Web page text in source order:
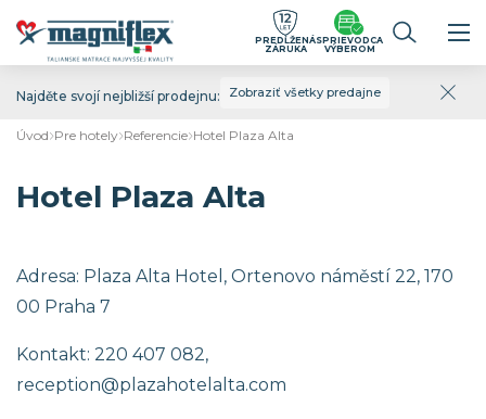
Najděte svojí nejbližší prodejnu: Zobraziť všetky predajne
PREDĹŽENÁ
ZÁRUKA
SPRIEVODCA
VÝBEROM
Úvod Pre hotely Referencie Hotel Plaza Alta
Hotel Plaza Alta
Adresa: Plaza Alta Hotel, Ortenovo náměstí 22, 170
00 Praha 7
Kontakt: 220 407 082,
reception@plazahotelalta.com